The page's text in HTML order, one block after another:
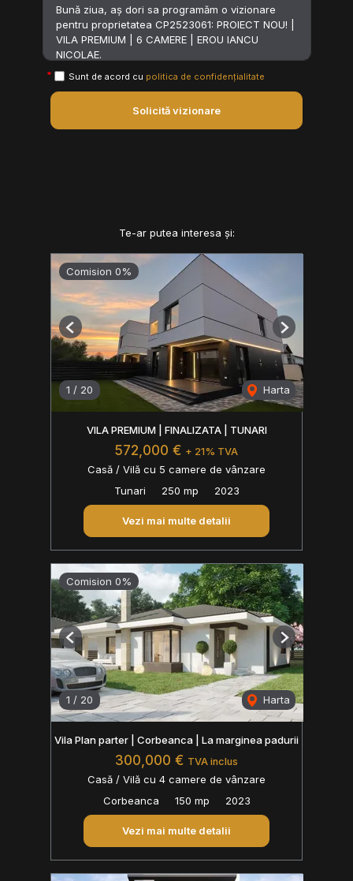
Sunt de acord cu politica de confidențialitate
Solicită vizionare
Te-ar putea interesa și:
Comision 0%
1 / 20 Harta
Previous Next
VILA PREMIUM | FINALIZATA | TUNARI
572,000 € + 21% TVA
Casă / Vilă cu 5 camere de vânzare
Tunari
250 mp 2023
Vezi mai multe detalii
Comision 0%
1 / 20 Harta
Previous Next
Vila Plan parter | Corbeanca | La marginea padurii
300,000 € TVA inclus
Casă / Vilă cu 4 camere de vânzare
Corbeanca
150 mp 2023
Vezi mai multe detalii